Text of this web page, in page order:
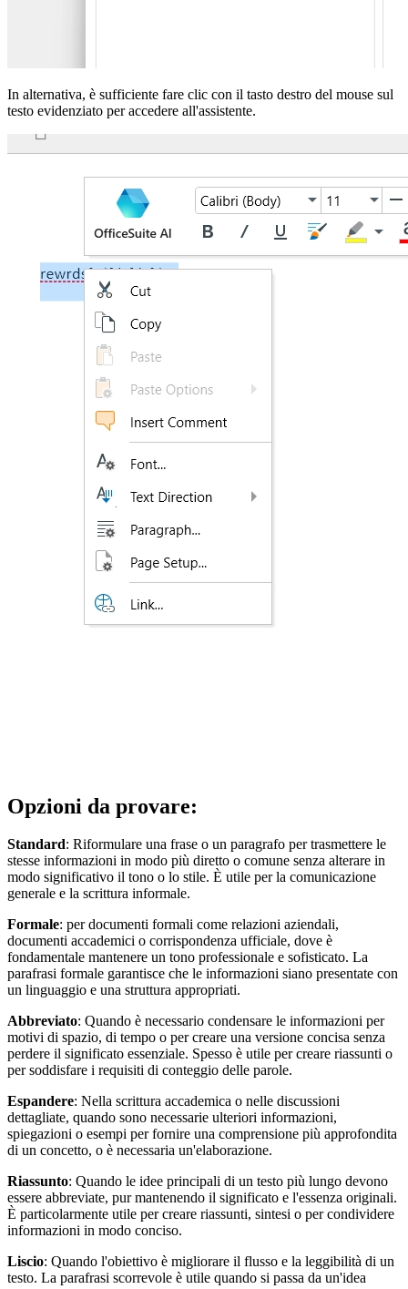
In alternativa, è sufficiente fare clic con il tasto destro del mouse sul
testo evidenziato per accedere all'assistente.
Opzioni da provare:
Standard: Riformulare una frase o un paragrafo per trasmettere le
stesse informazioni in modo più diretto o comune senza alterare in
modo significativo il tono o lo stile. È utile per la comunicazione
generale e la scrittura informale.
Formale: per documenti formali come relazioni aziendali,
documenti accademici o corrispondenza ufficiale, dove è
fondamentale mantenere un tono professionale e sofisticato. La
parafrasi formale garantisce che le informazioni siano presentate con
un linguaggio e una struttura appropriati.
Abbreviato: Quando è necessario condensare le informazioni per
motivi di spazio, di tempo o per creare una versione concisa senza
perdere il significato essenziale. Spesso è utile per creare riassunti o
per soddisfare i requisiti di conteggio delle parole.
Espandere: Nella scrittura accademica o nelle discussioni
dettagliate, quando sono necessarie ulteriori informazioni,
spiegazioni o esempi per fornire una comprensione più approfondita
di un concetto, o è necessaria un'elaborazione.
Riassunto: Quando le idee principali di un testo più lungo devono
essere abbreviate, pur mantenendo il significato e l'essenza originali.
È particolarmente utile per creare riassunti, sintesi o per condividere
informazioni in modo conciso.
Liscio: Quando l'obiettivo è migliorare il flusso e la leggibilità di un
testo. La parafrasi scorrevole è utile quando si passa da un'idea